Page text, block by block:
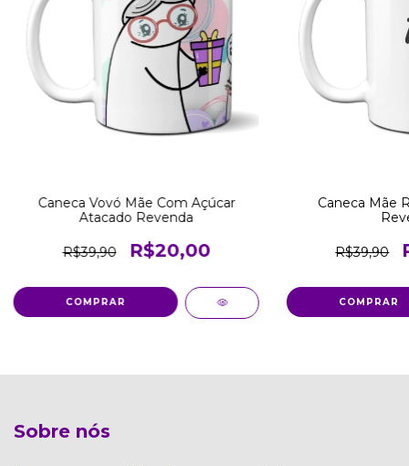
Caneca Vovó Mãe Com Açúcar
Atacado Revenda
R$39,90 R$20,00
COMPRAR
Caneca Mãe
R$39,90
COMPRAR
Sobre nós